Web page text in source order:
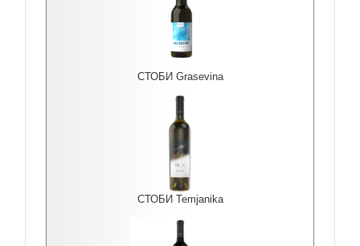
СТОБИ Grasevina
СТОБИ Temjanika